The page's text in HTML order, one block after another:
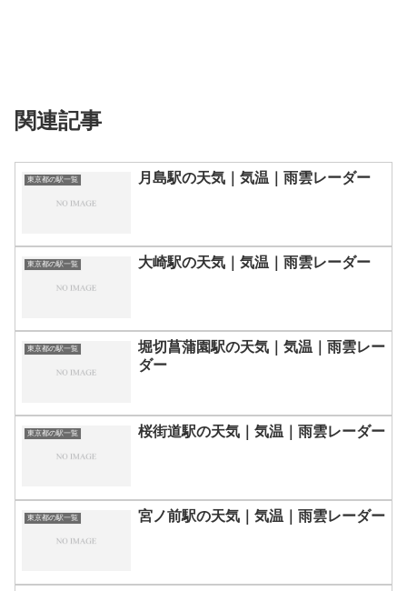
関連記事
東京都の駅一覧 月島駅の天気｜気温｜雨雲レーダー
東京都の駅一覧 大崎駅の天気｜気温｜雨雲レーダー
東京都の駅一覧
堀切菖蒲園駅の天気｜気温｜雨雲レー
ダー
東京都の駅一覧 桜街道駅の天気｜気温｜雨雲レーダー
東京都の駅一覧 宮ノ前駅の天気｜気温｜雨雲レーダー